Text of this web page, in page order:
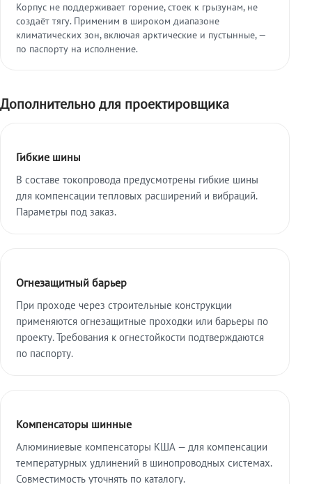
Корпус не поддерживает горение, стоек к грызунам, не
создаёт тягу. Применим в широком диапазоне
климатических зон, включая арктические и пустынные, —
по паспорту на исполнение.
Дополнительно для проектировщика
Гибкие шины
В составе токопровода предусмотрены гибкие шины
для компенсации тепловых расширений и вибраций.
Параметры под заказ.
Огнезащитный барьер
При проходе через строительные конструкции
применяются огнезащитные проходки или барьеры по
проекту. Требования к огнестойкости подтверждаются
по паспорту.
Компенсаторы шинные
Алюминиевые компенсаторы КША — для компенсации
температурных удлинений в шинопроводных системах.
Совместимость уточнять по каталогу.